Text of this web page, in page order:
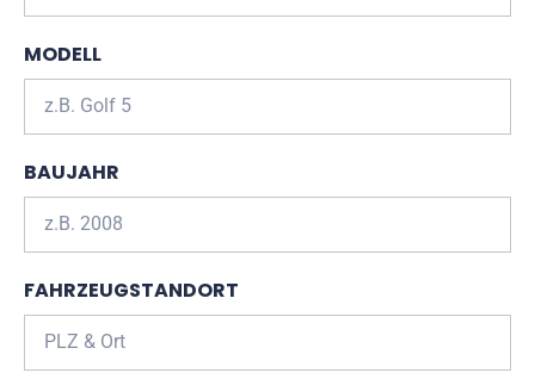
MODELL
BAUJAHR
FAHRZEUGSTANDORT